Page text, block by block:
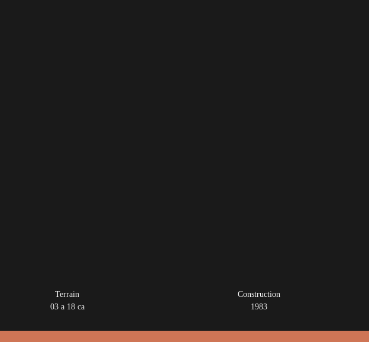
Terrain
03 a 18 ca
Construction
1983